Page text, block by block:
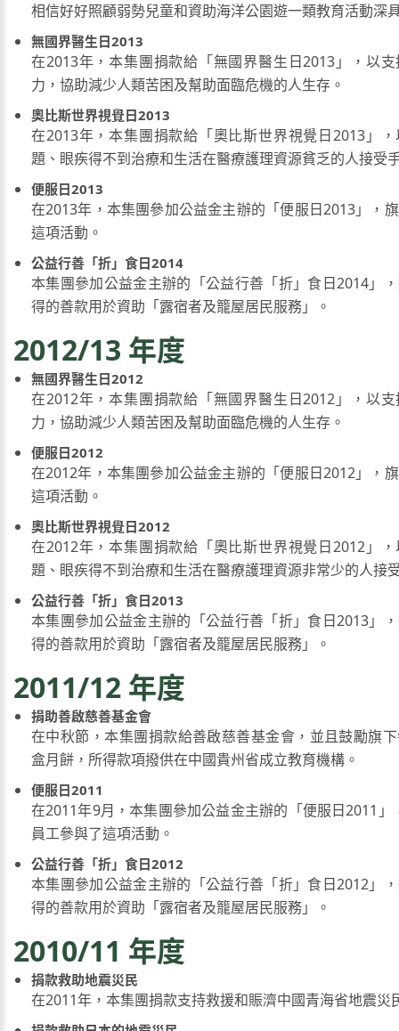
相信好好照顧弱勢兒童和資助海洋公園遊一類教育活動深
無國界醫生日2013
在2013年，本集團捐款給「無國界醫生日2013」，以
力，協助減少人類苦困及幫助面臨危機的人生存。
奧比斯世界視覺日2013
在2013年，本集團捐款給「奧比斯世界視覺日2013」
題、眼疾得不到治療和生活在醫療護理資源貧乏的人接受
便服日2013
在2013年，本集團參加公益金主辦的「便服日2013」，
這項活動。
公益行善「折」食日2014
本集團參加公益金主辦的「公益行善「折」食日2014」
得的善款用於資助「露宿者及籠屋居民服務」。
2012/13 年度
無國界醫生日2012
在2012年，本集團捐款給「無國界醫生日2012」，以
力，協助減少人類苦困及幫助面臨危機的人生存。
便服日2012
在2012年，本集團參加公益金主辦的「便服日2012」，
這項活動。
奧比斯世界視覺日2012
在2012年，本集團捐款給「奧比斯世界視覺日2012」
題、眼疾得不到治療和生活在醫療護理資源非常少的人接
公益行善「折」食日2013
本集團參加公益金主辦的「公益行善「折」食日2013」
得的善款用於資助「露宿者及籠屋居民服務」。
2011/12 年度
捐助善啟慈善基金會
在中秋節，本集團捐款給善啟慈善基金會，並且鼓勵旗
盒月餅，所得款項撥供在中國貴州省成立教育機構。
便服日2011
在2011年9月，本集團參加公益金主辦的「便服日2011」
員工參與了這項活動。
公益行善「折」食日2012
本集團參加公益金主辦的「公益行善「折」食日2012」
得的善款用於資助「露宿者及籠屋居民服務」。
2010/11 年度
捐款救助地震災民
在2011年，本集團捐款支持救援和賑濟中國青海省地震災